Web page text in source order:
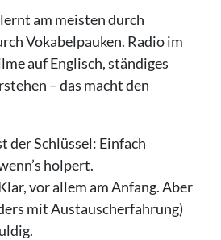
am meisten durch
Vokabelpauken. Radio im
auf Englisch, ständiges
– das macht den
der Schlüssel: Einfach
holpert.
vor allem am Anfang. Aber
mit Austauscherfahrung)